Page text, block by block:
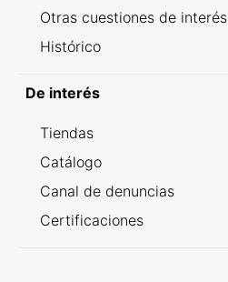
Otras cuestiones de interés
Histórico
De interés
Tiendas
Catálogo
Canal de denuncias
Certificaciones